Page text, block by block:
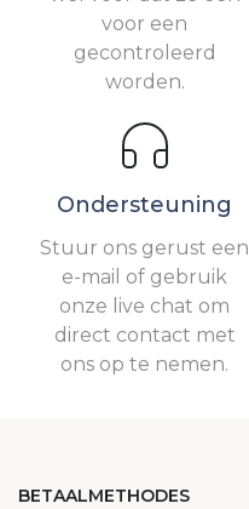
voor een
gecontroleerd
worden.
Ondersteuning
Stuur ons gerust een
e-mail of gebruik
onze live chat om
direct contact met
ons op te nemen.
BETAALMETHODES